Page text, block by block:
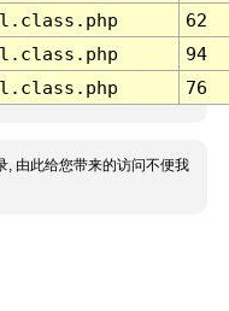
62
94
76
, 由此给您带来的访问不便我